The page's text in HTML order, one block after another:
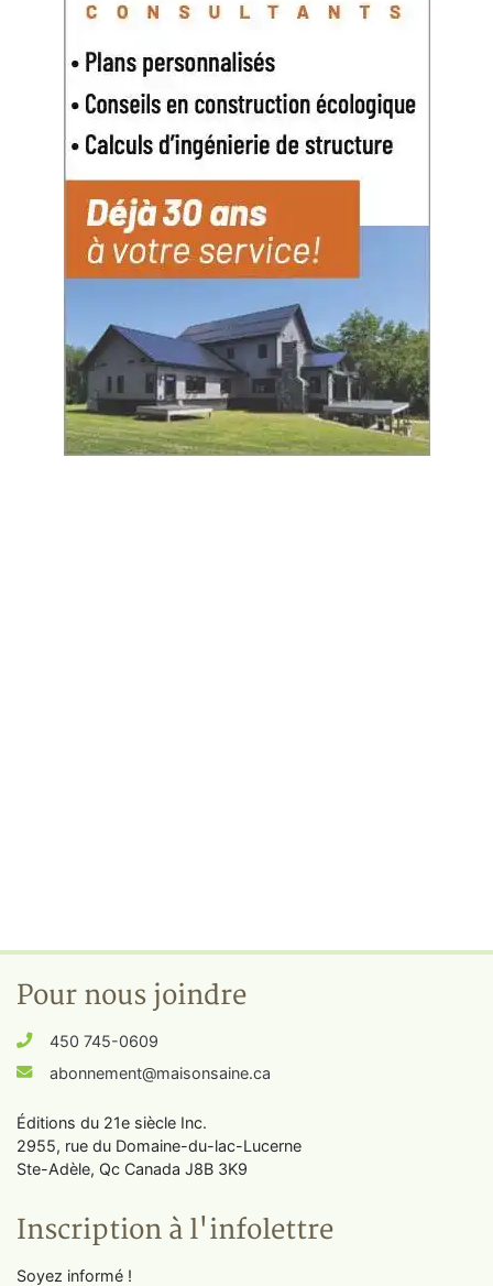
Pour nous joindre
450 745-0609
abonnement@maisonsaine.ca
Éditions du 21e siècle Inc.
2955, rue du Domaine-du-lac-Lucerne
Ste-Adèle, Qc Canada J8B 3K9
Inscription à l'infolettre
Soyez informé !